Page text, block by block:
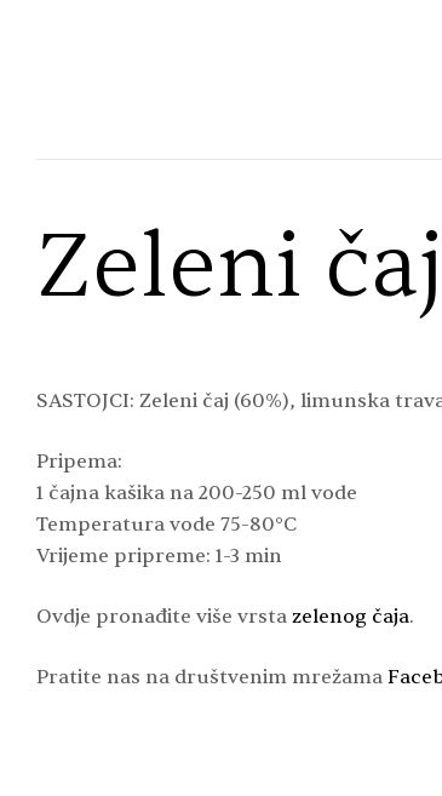
Zeleni
SASTOJCI: Zeleni čaj (60%), limunska
Pripema:
1 čajna kašika na 200-250 ml vode
Temperatura vode 75-80°C
Vrijeme pripreme: 1-3 min
Ovdje pronađite više vrsta zelenog čaja.
Pratite nas na društvenim mrežama